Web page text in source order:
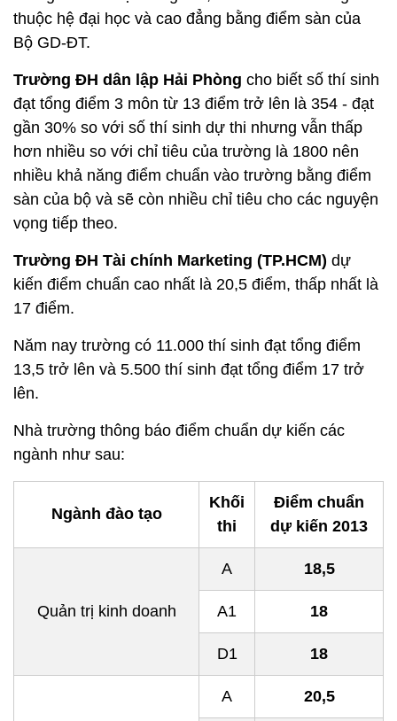
thuộc hệ đại học và cao đẳng bằng điểm sàn của
Bộ GD-ĐT.
Trường ĐH dân lập Hải Phòng cho biết số thí sinh
đạt tổng điểm 3 môn từ 13 điểm trở lên là 354 - đạt
gần 30% so với số thí sinh dự thi nhưng vẫn thấp
hơn nhiều so với chỉ tiêu của trường là 1800 nên
nhiều khả năng điểm chuẩn vào trường bằng điểm
sàn của bộ và sẽ còn nhiều chỉ tiêu cho các nguyện
vọng tiếp theo.
Trường ĐH Tài chính Marketing (TP.HCM) dự
kiến điểm chuẩn cao nhất là 20,5 điểm, thấp nhất là
17 điểm.
Năm nay trường có 11.000 thí sinh đạt tổng điểm
13,5 trở lên và 5.500 thí sinh đạt tổng điểm 17 trở
lên.
Nhà trường thông báo điểm chuẩn dự kiến các
ngành như sau:
Ngành đào tạo
Khối
thi
Điểm chuẩn
dự kiến 2013
Quản trị kinh doanh
A 18,5
A1 18
D1 18
A 20,5